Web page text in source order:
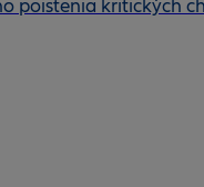
poistenia kritických